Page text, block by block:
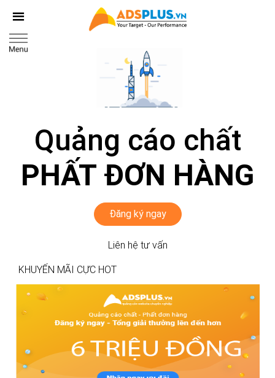
Quảng cáo chất
PHẤT ĐƠN HÀNG
Đăng ký ngay
Liên hệ tư vấn
KHUYẾN MÃI CỰC HOT